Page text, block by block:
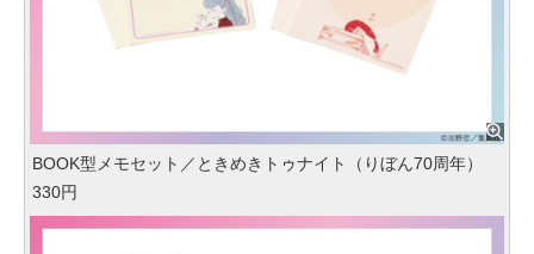
BOOK型メモセット／ときめきトゥナイト（りぼん70周年）
330円